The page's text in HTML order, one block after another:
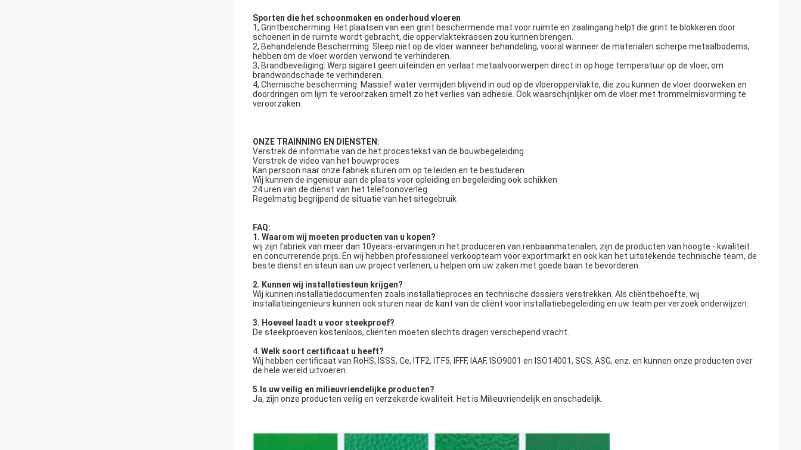
Sporten die het schoonmaken en onderhoud vloeren
1, Grintbescherming: Het plaatsen van een grint beschermende mat voor ruimte en zaalingang helpt die grint te blokkeren door
schoenen in de ruimte wordt gebracht, die oppervlaktekrassen zou kunnen brengen.
2, Behandelende Bescherming: Sleep niet op de vloer wanneer behandeling, vooral wanneer de materialen scherpe metaalbodems,
hebben om de vloer worden verwond te verhinderen.
3, Brandbeveiliging: Werp sigaret geen uiteinden en verlaat metaalvoorwerpen direct in op hoge temperatuur op de vloer, om
brandwondschade te verhinderen.
4, Chemische bescherming: Massief water vermijden blijvend in oud op de vloeroppervlakte, die zou kunnen de vloer doorweken en
doordringen om lijm te veroorzaken smelt zo het verlies van adhesie. Ook waarschijnlijker om de vloer met trommelmisvorming te
veroorzaken.
ONZE TRAINNING EN DIENSTEN:
Verstrek de informatie van de het procestekst van de bouwbegeleiding
Verstrek de video van het bouwproces
Kan persoon naar onze fabriek sturen om op te leiden en te bestuderen
Wij kunnen de ingenieur aan de plaats voor opleiding en begeleiding ook schikken
24 uren van de dienst van het telefoonoverleg
Regelmatig begrijpend de situatie van het sitegebruik
FAQ:
1. Waarom wij moeten producten van u kopen?
wij zijn fabriek van meer dan 10years-ervaringen in het produceren van renbaanmaterialen, zijn de producten van hoogte - kwaliteit
en concurrerende prijs. En wij hebben professioneel verkoopteam voor exportmarkt en ook kan het uitstekende technische team, de
beste dienst en steun aan uw project verlenen, u helpen om uw zaken met goede baan te bevorderen.
2. Kunnen wij installatiesteun krijgen?
Wij kunnen installatiedocumenten zoals installatieproces en technische dossiers verstrekken. Als cliëntbehoefte, wij
installatieingenieurs kunnen ook sturen naar de kant van de cliënt voor installatiebegeleiding en uw team per verzoek onderwijzen.
3. Hoeveel laadt u voor steekproef?
De steekproeven kostenloos, cliënten moeten slechts dragen verschepend vracht.
4. Welk soort certificaat u heeft?
Wij hebben certificaat van RoHS, ISSS, Ce, ITF2, ITF5, IFFF, IAAF, ISO9001 en ISO14001, SGS, ASG, enz. en kunnen onze producten over
de hele wereld uitvoeren.
5.Is uw veilig en milieuvriendelijke producten?
Ja, zijn onze producten veilig en verzekerde kwaliteit. Het is Milieuvriendelijk en onschadelijk.